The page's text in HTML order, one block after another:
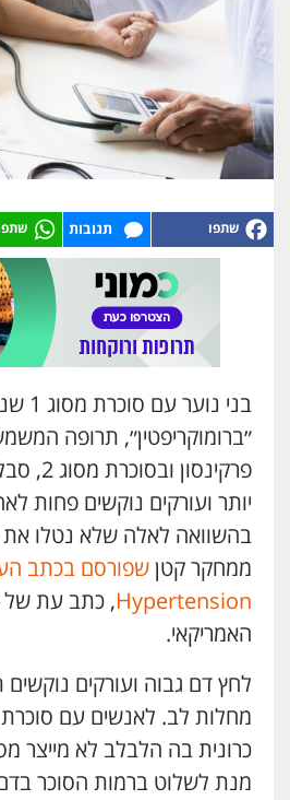
תגובות
בני
״ברומוקריפטין״, תרופה
יותר ועורקים נוקשים פחות
בהשוואה לאלה שלא נטלו
ממחקר קטן שפורסם בכתב
Hypertension, כתב עת של
האמריקאי.
לחץ דם גבוה ועורקים
כרונית בה הלבלב לא מייצר
מנת לשלוט ברמות הסוכר בדם